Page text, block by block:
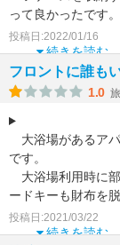
って良かったです
過ごすことができ
続きを読む
投稿日:2022/01/16
フロントに誰も
1.0
大浴場があるア
です。
大浴場利用時に
ードキーも財布を
に行ったところ、
た。呼続きを読む
投稿日:2021/03/22